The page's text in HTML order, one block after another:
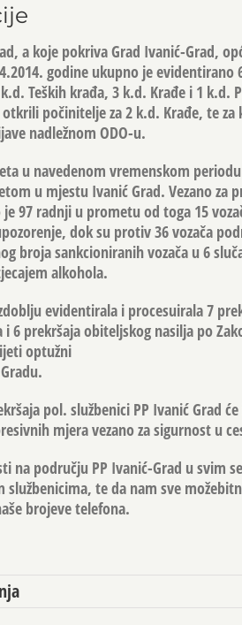
a koje pokriva Grad Ivanić-Grad,
godine ukupno je evidentirano
Teških krađa, 3 k.d. Krađe i 1 k.d.
počinitelje za 2 k.d. Krađe, te
nadležnom ODO-u.
u navedenom vremenskom
u mjestu Ivanić Grad. Vezano za
je 97 radnji u prometu od toga 15
dok su protiv 36 vozača
broja sankcioniranih vozača u 6
alkohola.
evidentirala i procesuirala 7
6 prekršaja obiteljskog nasilja po
optužni
pol. službenici PP Ivanić Grad
mjera vezano za sigurnost u
na području PP Ivanić-Grad u svim
te da nam sve
brojeve telefona.